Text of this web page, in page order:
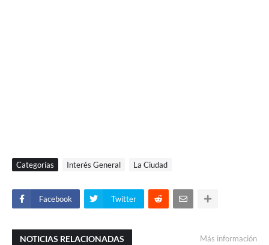
Categorías Interés General La Ciudad
Facebook Twitter
NOTICIAS RELACIONADAS Más información